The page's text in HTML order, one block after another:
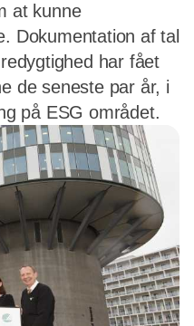
at kunne
Dokumentation af tal
har fået
de seneste par år, i
på ESG området.